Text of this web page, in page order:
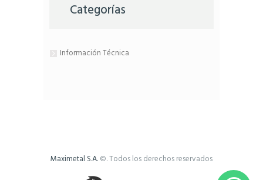
Categorías
Información Técnica
Maximetal S.A.©. Todos los derechos reservados